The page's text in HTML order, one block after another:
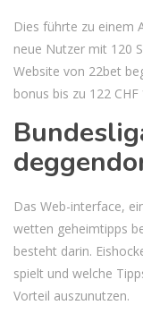
Dies führte zu einem
neue Nutzer mit 120
Website von 22bet
bonus bis zu 122
Das Web-interface,
wetten geheimtipps
besteht darin.
spielt und welche
Vorteil auszunutzen.